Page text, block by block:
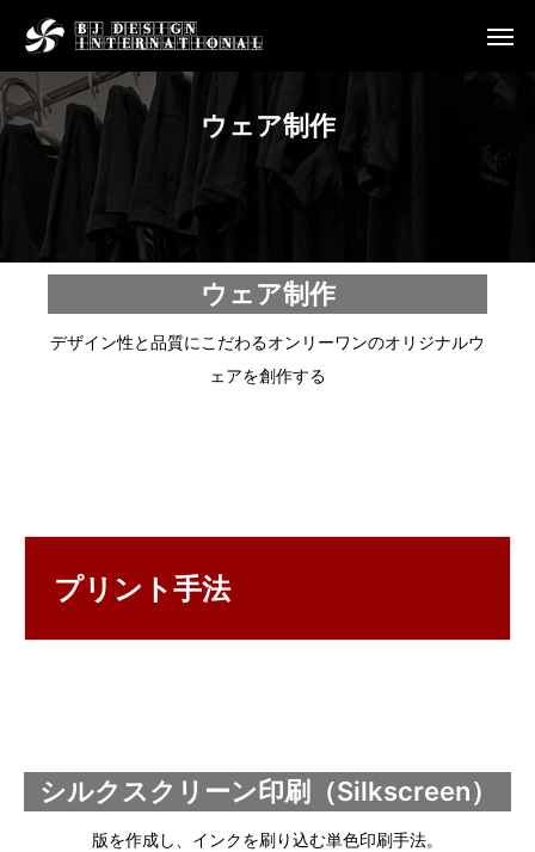
ウェア制作
ウェア制作
デザイン性と品質にこだわるオンリーワンのオリジナルウ
ェアを創作する
プリント手法
シルクスクリーン印刷（Silkscreen）
版を作成し、インクを刷り込む単色印刷手法。